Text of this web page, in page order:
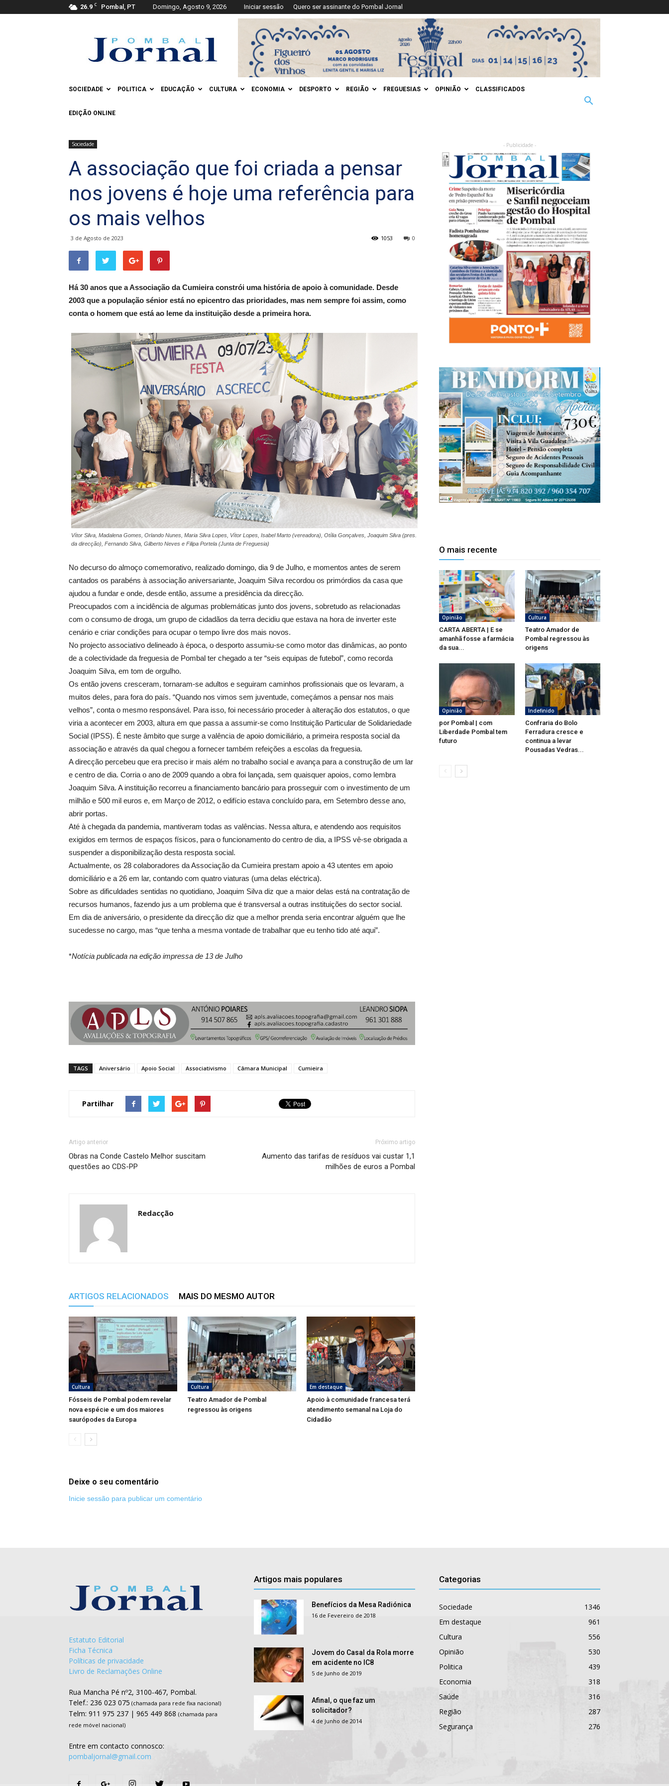
26.9 C Pombal, PT Domingo, Agosto 9, 2026 Iniciar sessão Quero ser assinante do Pombal Jornal
Jornal
SOCIEDADE POLITICA EDUCAÇÃO CULTURA ECONOMIA DESPORTO REGIÃO FREGUESIAS OPINIÃO CLASSIFICADOS
EDIÇÃO ONLINE
Sociedade
A associação que foi criada a pensar
nos jovens é hoje uma referência para
os mais velhos
3 de Agosto de 2023 0
1053
Há 30 anos que a Associação da Cumieira constrói uma história de apoio à comunidade. Desde
2003 que a população sénior está no epicentro das prioridades, mas nem sempre foi assim, como
conta o homem que está ao leme da instituição desde a primeira hora.
Vítor Silva, Madalena Gomes, Orlando Nunes, Maria Silva Lopes, Vítor Lopes, Isabel Marto (vereadora), Otília Gonçalves, Joaquim Silva (pres.
da direcção), Fernando Silva, Gilberto Neves e Filipa Portela (Junta de Freguesia)
No decurso do almoço comemorativo, realizado domingo, dia 9 de Julho, e momentos antes de serem
cantados os parabéns à associação aniversariante, Joaquim Silva recordou os primórdios da casa que
ajudou a fundar e onde, desde então, assume a presidência da direcção.
Preocupados com a incidência de algumas problemáticas junto dos jovens, sobretudo as relacionadas
com o consumo de droga, um grupo de cidadãos da terra decidiu que estava na hora de inverter este
cenário e criar condições para ocupar o tempo livre dos mais novos.
No projecto associativo delineado à época, o desporto assumiu-se como motor das dinâmicas, ao ponto
de a colectividade da freguesia de Pombal ter chegado a ter “seis equipas de futebol”, como recorda
Joaquim Silva, em tom de orgulho.
Os então jovens cresceram, tornaram-se adultos e seguiram caminhos profissionais que os levaram, a
muitos deles, para fora do país. “Quando nos vimos sem juventude, começámos a pensar nos mais
velhos”, conta o mesmo responsável. Para isso, foi necessário proceder à alteração dos estatutos, o que
viria a acontecer em 2003, altura em que passa a assumir-se como Instituição Particular de Solidariedade
Social (IPSS). É neste âmbito que surge a valência de apoio domiciliário, a primeira resposta social da
associação e através da qual chegou a fornecer também refeições a escolas da freguesia.
A direcção percebeu que era preciso ir mais além no trabalho social e avança para a construção de um lar
e centro de dia. Corria o ano de 2009 quando a obra foi lançada, sem quaisquer apoios, como lembra
Joaquim Silva. A instituição recorreu a financiamento bancário para prosseguir com o investimento de um
milhão e 500 mil euros e, em Março de 2012, o edifício estava concluído para, em Setembro desse ano,
abrir portas.
Até à chegada da pandemia, mantiveram todas as valências. Nessa altura, e atendendo aos requisitos
exigidos em termos de espaços físicos, para o funcionamento do centro de dia, a IPSS vê-se obrigada a
suspender a disponibilização desta resposta social.
Actualmente, os 28 colaboradores da Associação da Cumieira prestam apoio a 43 utentes em apoio
domiciliário e a 26 em lar, contando com quatro viaturas (uma delas eléctrica).
Sobre as dificuldades sentidas no quotidiano, Joaquim Silva diz que a maior delas está na contratação de
recursos humanos, fazendo jus a um problema que é transversal a outras instituições do sector social.
Em dia de aniversário, o presidente da direcção diz que a melhor prenda seria encontrar alguém que lhe
sucedesse no cargo, mas “que tenha a mesma vontade de trabalhar que eu tenho tido até aqui”.
*Notícia publicada na edição impressa de 13 de Julho
TAGS Aniversário Apoio Social Associativismo Câmara Municipal Cumieira
Partilhar
Artigo anterior
Obras na Conde Castelo Melhor suscitam
questões ao CDS-PP
Próximo artigo
Aumento das tarifas de resíduos vai custar 1,1
milhões de euros a Pombal
Redacção
ARTIGOS RELACIONADOS MAIS DO MESMO AUTOR
Cultura
Fósseis de Pombal podem revelar
nova espécie e um dos maiores
saurópodes da Europa
Cultura
Teatro Amador de Pombal
regressou às origens
Em destaque
Apoio à comunidade francesa terá
atendimento semanal na Loja do
Cidadão
Deixe o seu comentário
Inicie sessão para publicar um comentário
- Publicidade -
O mais recente
Opinião
CARTA ABERTA | E se
amanhã fosse a farmácia
da sua...
Cultura
Teatro Amador de
Pombal regressou às
origens
Opinião
por Pombal | com
Liberdade Pombal tem
futuro
Indefinido
Confraria do Bolo
Ferradura cresce e
continua a levar
Pousadas Vedras...
Estatuto Editorial
Ficha Técnica
Políticas de privacidade
Livro de Reclamações Online
Rua Mancha Pé nº2, 3100-467, Pombal.
Telef.: 236 023 075 (chamada para rede fixa nacional)
Telm: 911 975 237 | 965 449 868 (chamada para
rede móvel nacional)
Entre em contacto connosco:
pombaljornal@gmail.com
Artigos mais populares
Benefícios da Mesa Radiónica
16 de Fevereiro de 2018
Jovem do Casal da Rola morre
em acidente no IC8
5 de Junho de 2019
Afinal, o que faz um
solicitador?
4 de Junho de 2014
Categorias
Sociedade
1346
Em destaque
961
Cultura
556
Opinião
530
Politica
439
Economia
318
Saúde
316
Região
287
Segurança
276